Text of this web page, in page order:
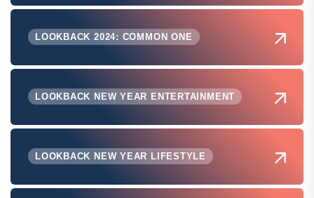
LOOKBACK 2024: COMMON ONE
LOOKBACK NEW YEAR ENTERTAINMENT
LOOKBACK NEW YEAR LIFESTYLE